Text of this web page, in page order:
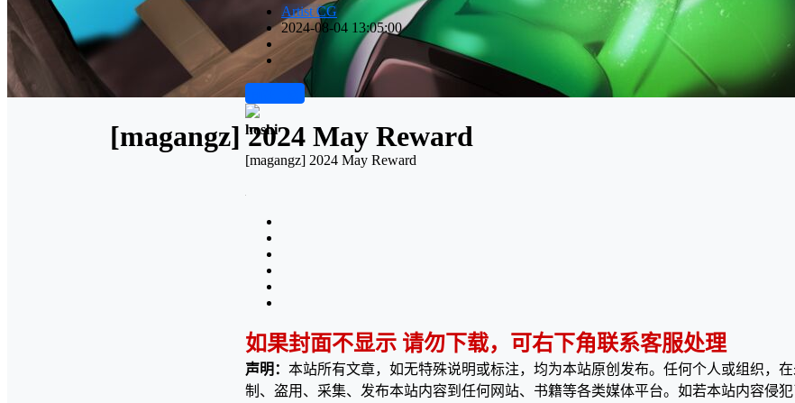
[magangz] 2024 May Reward
Artist CG
2024-08-04 13:05:00
hoshi
[magangz] 2024 May Reward
如果封面不显示 请勿下载，可右下角联系客服处理
声明： 本站所有文章，如无特殊说明或标注，均为本站原创发布。任何个人或组织，
制、盗用、采集、发布本站内容到任何网站、书籍等各类媒体平台。如若本站内容侵